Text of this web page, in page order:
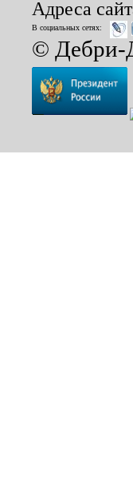
Адреса
В социальных сетях:
© Дебри-